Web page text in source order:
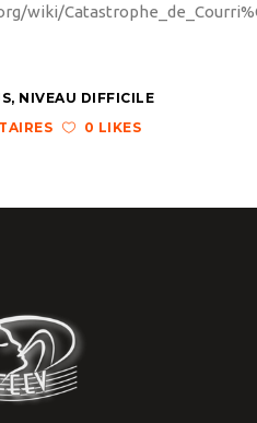
wiki/
, NIVEAU DIFFICILE
0 LIKES